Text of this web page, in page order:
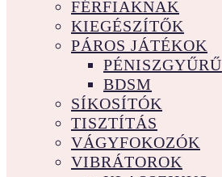
FÉRFIAKNAK
KIEGÉSZÍTŐK
PÁROS JÁTÉKOK
PÉNISZGYŰRŰ
BDSM
SÍKOSÍTÓK
TISZTÍTÁS
VÁGYFOKOZÓK
VIBRÁTOROK